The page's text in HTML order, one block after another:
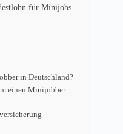
für Minijobs
in Deutschland?
einen Minijobber